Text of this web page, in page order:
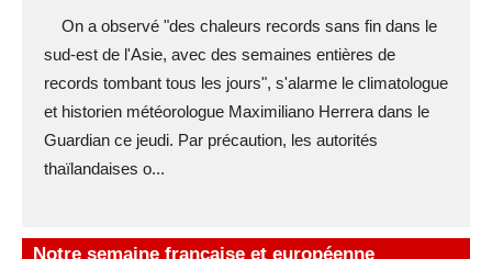
On a observé "des chaleurs records sans fin dans le
sud-est de l'Asie, avec des semaines entières de
records tombant tous les jours", s'alarme le climatologue
et historien météorologue Maximiliano Herrera dans le
Guardian ce jeudi. Par précaution, les autorités
thaïlandaises o...
Notre semaine française et européenne